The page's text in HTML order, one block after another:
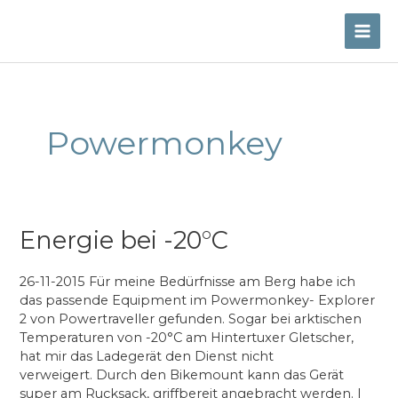
Powermonkey
Energie bei -20°C
26-11-2015 Für meine Bedürfnisse am Berg habe ich
das passende Equipment im Powermonkey- Explorer
2 von Powertraveller gefunden. Sogar bei arktischen
Temperaturen von -20°C am Hintertuxer Gletscher,
hat mir das Ladegerät den Dienst nicht
verweigert. Durch den Bikemount kann das Gerät
super am Rucksack, griffbereit angebracht werden. I